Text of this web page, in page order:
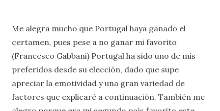
Me alegra mucho que Portugal haya ganado el
certamen, pues pese a no ganar mi favorito
(Francesco Gabbani) Portugal ha sido uno de mis
preferidos desde su elección, dado que supe
apreciar la emotividad y una gran variedad de
factores que explicaré a continuación. También me